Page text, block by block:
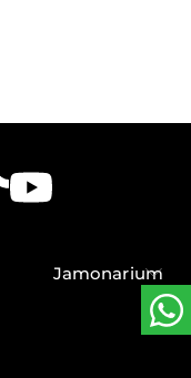
Jamonarium